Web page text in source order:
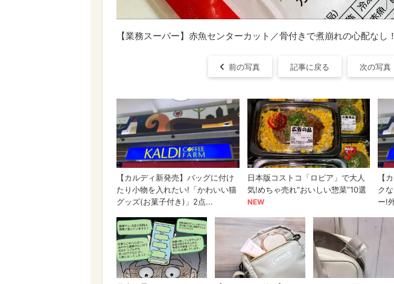
【業務スーパー】赤魚センターカット／骨付きで煮崩れの心配なし！
前の写真 記事に戻る 次の写真